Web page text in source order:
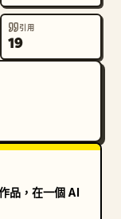
引用
19
品，在一個 AI